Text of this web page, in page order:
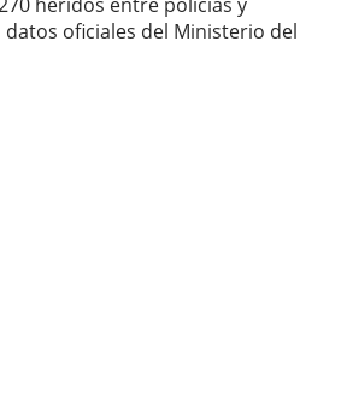
oficiales del Ministerio del